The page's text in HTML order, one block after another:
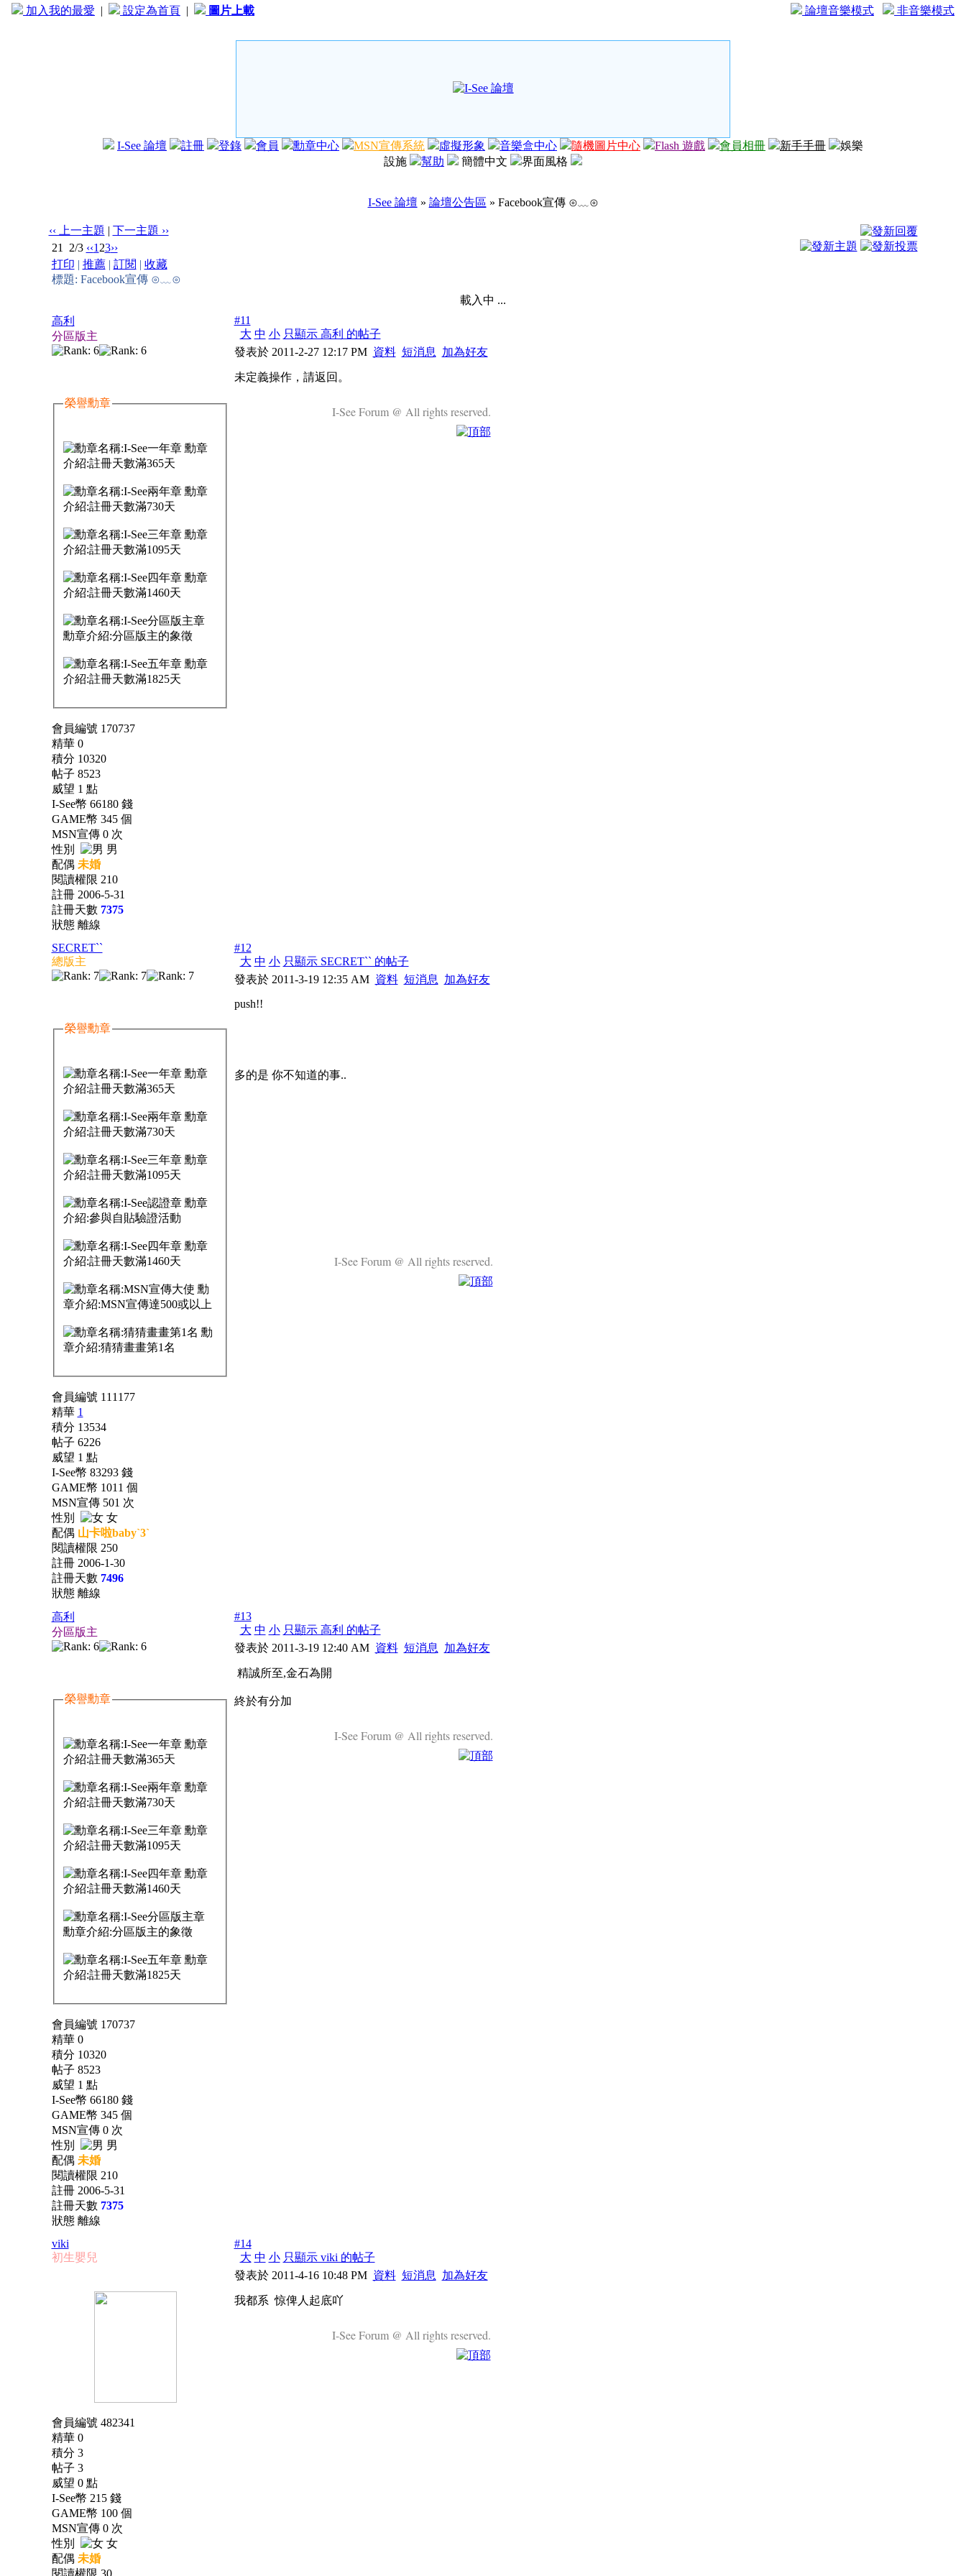
加入我的最愛 | 設定為首頁 | 圖片上載 論壇音樂模式 非音樂模式
I-See 論壇 註冊 登錄 會員 勳章中心 MSN宣傳系統 虛擬形象 音樂盒中心 隨機圖片中心 Flash 遊戲 會員相冊 新手手冊
娛樂
設施
幫助 簡體中文 界面風格
I-See 論壇 » 論壇公告區 » Facebook宣傳 ⊙﹏⊙
‹‹ 上一主題 | 下一主題 ››
21
2/3 ‹‹1 23››
打印 | 推薦| 訂閱 | 收藏
標題: Facebook宣傳 ⊙﹏⊙
載入中 ...
高利
分區版主
榮譽勳章
會員編號 170737
精華 0
積分 10320
帖子 8523
威望 1 點
I-See幣 66180 錢
GAME幣 345 個
MSN宣傳 0 次
性別
男
配偶 未婚
閱讀權限 210
註冊 2006-5-31
註冊天數 7375
狀態 離線
#11
大 中 小 只顯示 高利 的帖子
發表於 2011-2-27 12:17 PM 資料 短消息 加為好友
未定義操作，請返回。
I-See Forum @ All rights reserved.
SECRET``
總版主
榮譽勳章
會員編號 111177
精華 1
積分 13534
帖子 6226
威望 1 點
I-See幣 83293 錢
GAME幣 1011 個
MSN宣傳 501 次
性別
女
配偶 山卡啦baby`3`
閱讀權限 250
註冊 2006-1-30
註冊天數 7496
狀態 離線
#12
大 中 小 只顯示 SECRET`` 的帖子
發表於 2011-3-19 12:35 AM 資料 短消息
加為好友
push!!
多的是 你不知道的事..
I-See Forum @ All rights reserved.
高利
分區版主
榮譽勳章
會員編號 170737
精華 0
積分 10320
帖子 8523
威望 1 點
I-See幣 66180 錢
GAME幣 345 個
MSN宣傳 0 次
性別
男
配偶 未婚
閱讀權限 210
註冊 2006-5-31
註冊天數 7375
狀態 離線
#13
大 中 小 只顯示 高利 的帖子
發表於 2011-3-19 12:40 AM 資料 短消息 加為好友
精誠所至,金石為開
終於有分加
I-See Forum @ All rights reserved.
viki
初生嬰兒
會員編號 482341
精華 0
積分 3
帖子 3
威望 0 點
I-See幣 215 錢
GAME幣 100 個
MSN宣傳 0 次
性別
女
配偶 未婚
閱讀權限 30
#14
大 中 小 只顯示 viki 的帖子
發表於 2011-4-16 10:48 PM 資料 短消息 加為好友
我都系 惊俾人起底吖
I-See Forum @ All rights reserved.